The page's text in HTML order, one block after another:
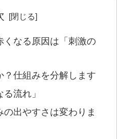
くなる原因は「刺激の
？仕組みを分解します
流れ」
出やすさは変わりま